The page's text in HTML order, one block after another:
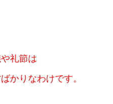
礼節は
かりなわけです。